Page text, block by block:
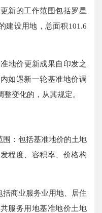
的工作范围包括罗星
建设用地，总面积101.6
地价更新成果自印发之
如遇新一轮基准地价调
变化的，从其规定。
：包括基准地价的土地
程度、容积率、价格构
商业服务业用地、居住
服务用地基准地价土地